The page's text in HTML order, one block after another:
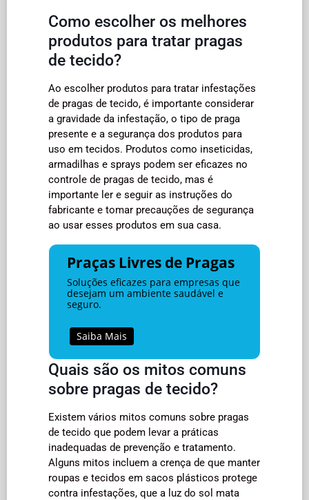
Como escolher os melhores
produtos para tratar pragas
de tecido?
Ao escolher produtos para tratar infestações
de pragas de tecido, é importante considerar
a gravidade da infestação, o tipo de praga
presente e a segurança dos produtos para
uso em tecidos. Produtos como inseticidas,
armadilhas e sprays podem ser eficazes no
controle de pragas de tecido, mas é
importante ler e seguir as instruções do
fabricante e tomar precauções de segurança
ao usar esses produtos em sua casa.
Praças Livres de Pragas
Soluções eficazes para empresas que
desejam um ambiente saudável e
seguro.
Saiba Mais
Quais são os mitos comuns
sobre pragas de tecido?
Existem vários mitos comuns sobre pragas
de tecido que podem levar a práticas
inadequadas de prevenção e tratamento.
Alguns mitos incluem a crença de que manter
roupas e tecidos em sacos plásticos protege
contra infestações, que a luz do sol mata